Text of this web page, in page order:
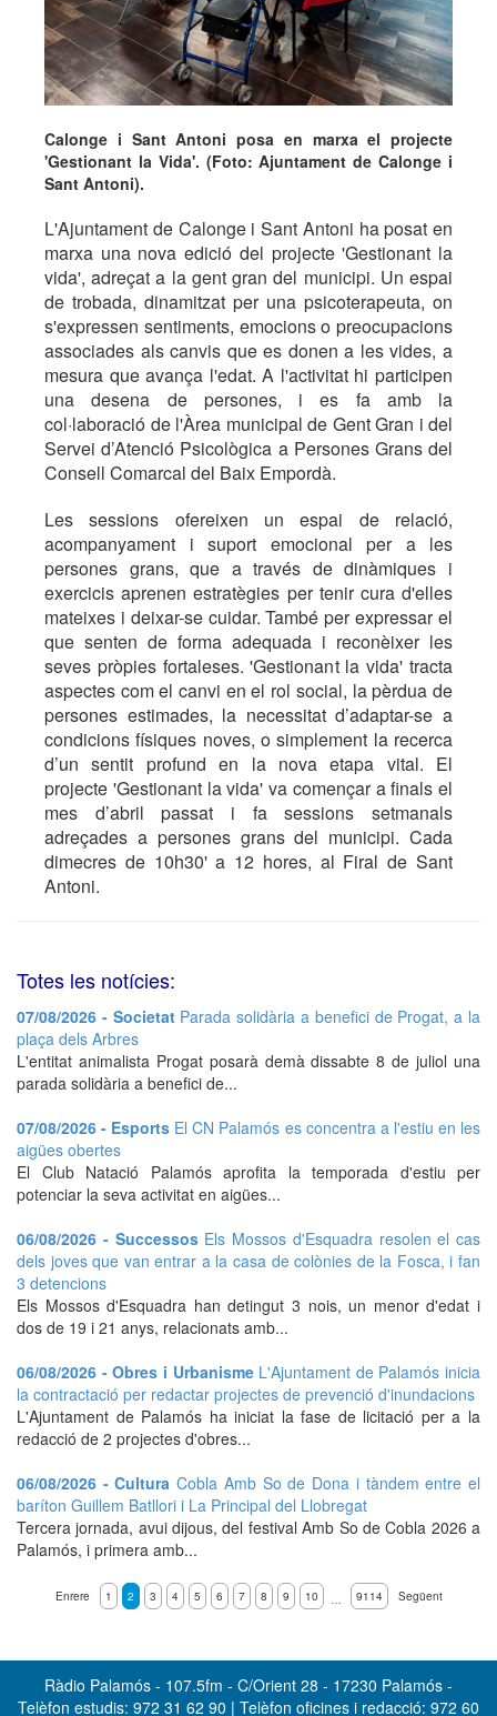
Calonge i Sant Antoni posa en marxa el projecte
'Gestionant la Vida'. (Foto: Ajuntament de Calonge i
Sant Antoni).
L'Ajuntament de Calonge i Sant Antoni ha posat en
marxa una nova edició del projecte 'Gestionant la
vida', adreçat a la gent gran del municipi. Un espai
de trobada, dinamitzat per una psicoterapeuta, on
s'expressen sentiments, emocions o preocupacions
associades als canvis que es donen a les vides, a
mesura que avança l'edat. A l'activitat hi participen
una desena de persones, i es fa amb la
col·laboració de l'Àrea municipal de Gent Gran i del
Servei d’Atenció Psicològica a Persones Grans del
Consell Comarcal del Baix Empordà.
Les sessions ofereixen un espai de relació,
acompanyament i suport emocional per a les
persones grans, que a través de dinàmiques i
exercicis aprenen estratègies per tenir cura d'elles
mateixes i deixar-se cuidar. També per expressar el
que senten de forma adequada i reconèixer les
seves pròpies fortaleses. 'Gestionant la vida' tracta
aspectes com el canvi en el rol social, la pèrdua de
persones estimades, la necessitat d’adaptar-se a
condicions físiques noves, o simplement la recerca
d’un sentit profund en la nova etapa vital. El
projecte 'Gestionant la vida' va començar a finals el
mes d’abril passat i fa sessions setmanals
adreçades a persones grans del municipi. Cada
dimecres de 10h30' a 12 hores, al Firal de Sant
Antoni.
Totes les notícies:
07/08/2026 - Societat Parada solidària a benefici de Progat, a la
plaça dels Arbres
L'entitat animalista Progat posarà demà dissabte 8 de juliol una
parada solidària a benefici de...
07/08/2026 - Esports El CN Palamós es concentra a l'estiu en les
aigües obertes
El Club Natació Palamós aprofita la temporada d'estiu per
potenciar la seva activitat en aigües...
06/08/2026 - Successos Els Mossos d'Esquadra resolen el cas
dels joves que van entrar a la casa de colònies de la Fosca, i fan
3 detencions
Els Mossos d'Esquadra han detingut 3 nois, un menor d'edat i
dos de 19 i 21 anys, relacionats amb...
06/08/2026 - Obres i Urbanisme L'Ajuntament de Palamós inicia
la contractació per redactar projectes de prevenció d'inundacions
L'Ajuntament de Palamós ha iniciat la fase de licitació per a la
redacció de 2 projectes d'obres...
06/08/2026 - CulturaCobla Amb So de Dona i tàndem entre el
baríton Guillem Batllori i La Principal del Llobregat
Tercera jornada, avui dijous, del festival Amb So de Cobla 2026 a
Palamós, i primera amb...
Enrere 1 2 3 4 5 6 7 8 9 10 … 9114 Següent
Ràdio Palamós - 107.5fm - C/Orient 28 - 17230 Palamós -
Telèfon estudis: 972 31 62 90 | Telèfon oficines i redacció: 972 60